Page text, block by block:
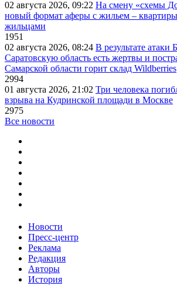
02 августа 2026, 09:22 На смену «схемы
новый формат аферы с жильем –
жильцами
1951
02 августа 2026, 08:24 В результате
Саратовскую область есть жертвы и
Самарской области горит склад Wildberries
2994
01 августа 2026, 21:02 Три человека
взрыва на Кудринской площади в Москве
2975
Все новости
Новости
Пресс-центр
Реклама
Редакция
Авторы
История